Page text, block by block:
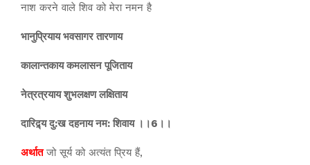
नाश करने वाले शिव को मेरा नमन है
भानुप्रियाय भवसागर तारणाय
कालान्तकाय कमलासन पूजिताय
नेत्रत्रयाय शुभलक्षण लक्षिताय
दारिद्र्य दु:ख दहनाय नम: शिवाय ।।6।।
अर्थातजो सूर्य को अत्यंत प्रिय हैं,